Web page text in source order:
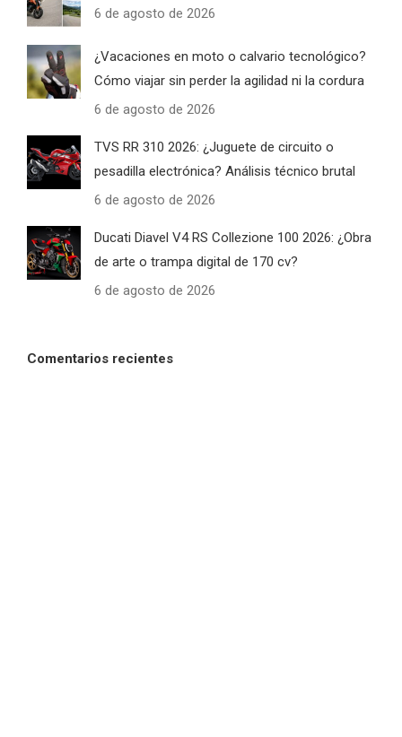
6 de agosto de 2026
¿Vacaciones en moto o calvario tecnológico?
Cómo viajar sin perder la agilidad ni la cordura
6 de agosto de 2026
TVS RR 310 2026: ¿Juguete de circuito o
pesadilla electrónica? Análisis técnico brutal
6 de agosto de 2026
Ducati Diavel V4 RS Collezione 100 2026: ¿Obra
de arte o trampa digital de 170 cv?
6 de agosto de 2026
Comentarios recientes